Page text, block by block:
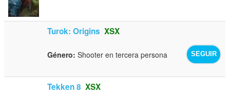
Turok: Origins XSX
SEGUIR
Género: Shooter en tercera persona
Tekken 8 XSX